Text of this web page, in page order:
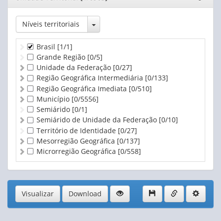
janela
Níveis territoriais Toggle Dropdown
Brasil [1/1]
Grande Região [0/5]
Unidade da Federação [0/27]
Região Geográfica Intermediária [0/133]
Região Geográfica Imediata [0/510]
Município [0/5556]
Semiárido [0/1]
Semiárido de Unidade da Federação [0/10]
Território de Identidade [0/27]
Mesorregião Geográfica [0/137]
Microrregião Geográfica [0/558]
Visualizar Download